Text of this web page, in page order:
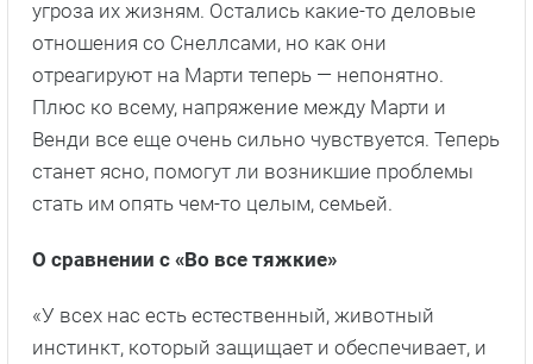
угроза их жизням. Остались какие-то деловые
отношения со Снеллсами, но как они
отреагируют на Марти теперь — непонятно.
Плюс ко всему, напряжение между Марти и
Венди все еще очень сильно чувствуется. Теперь
станет ясно, помогут ли возникшие проблемы
стать им опять чем-то целым, семьей.
О сравнении с «Во все тяжкие»
«У всех нас есть естественный, животный
инстинкт, который защищает и обеспечивает, и